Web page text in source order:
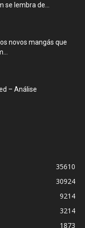
lembra de...
novos mangás que
– Análise
35610
30924
9214
3214
1873